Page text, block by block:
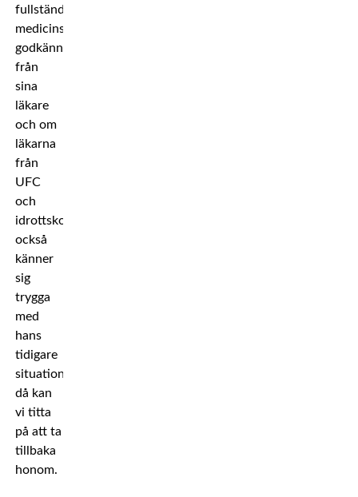
fullständigt
medicinskt
godkännande
från
sina
läkare
och om
läkarna
från
UFC
och
idrottskommissionerna
också
känner
sig
trygga
med
hans
tidigare
situation,
då kan
vi titta
på att ta
tillbaka
honom.